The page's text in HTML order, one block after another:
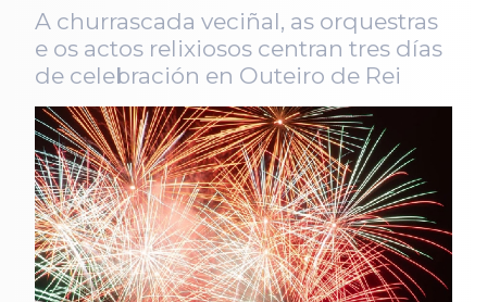
A churrascada veciñal, as orquestras
e os actos relixiosos centran tres días
de celebración en Outeiro de Rei